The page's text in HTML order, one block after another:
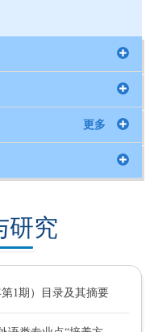
更多
研究
1期）目录及其摘要